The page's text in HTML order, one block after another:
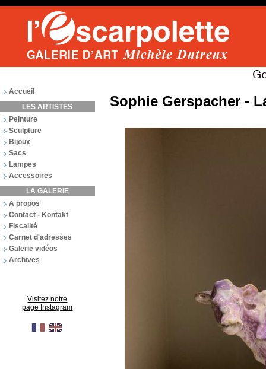
Accueil
LES ARTISTES
Peinture
Sculpture
Bijoux
Sacs
Lampes
Accessoires
LA GALERIE
A propos
Contact - Kontakt
Fiscalité
Carnet d'adresses
Galerie vidéos
Archives
Visitez notre
page Instagram
Sophie Gerspacher -